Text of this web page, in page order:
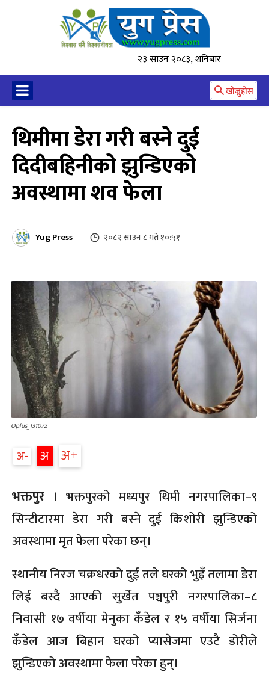
२३ साउन २०८३, शनिबार
खोज्नुहोस
थिमीमा डेरा गरी बस्ने दुई
दिदीबहिनीको झुन्डिएको
अवस्थामा शव फेला
Yug Press २०८२ साउन ८ गते १०:५१
Oplus_131072
अ अ अ
भक्तपुर । भक्तपुरको मध्यपुर थिमी नगरपालिका–९
सिन्टीटारमा डेरा गरी बस्ने दुई किशोरी झुन्डिएको
अवस्थामा मृत फेला परेका छन्।
स्थानीय निरज चक्रधरको दुई तले घरको भुइँ तलामा डेरा
लिई बस्दै आएकी सुर्खेत पञ्चपुरी नगरपालिका–८
निवासी १७ वर्षीया मेनुका कँडेल र १५ वर्षीया सिर्जना
कँडेल आज बिहान घरको प्यासेजमा एउटै डोरीले
झुन्डिएको अवस्थामा फेला परेका हुन्।